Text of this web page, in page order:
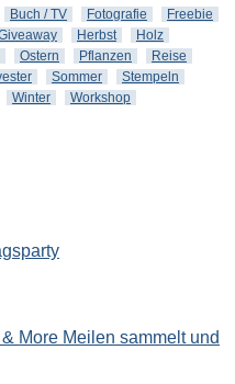
Buch / TV Fotografie
Freebie
Herbst
Holz
Ostern Pflanzen
Reise
Sommer
Stempeln
Winter Workshop
More Meilen sammelt und